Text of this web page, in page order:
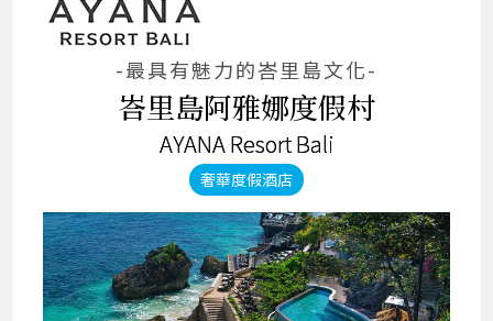
-最具有魅力的峇里島文化-
峇里島阿雅娜度假村
AYANA Resort Bali
奢華度假酒店